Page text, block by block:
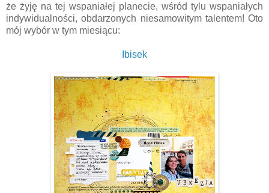
że żyję na tej wspaniałej planecie, wśród tylu wspaniałych
indywidualności, obdarzonych niesamowitym talentem! Oto
mój wybór w tym miesiącu:
Ibisek